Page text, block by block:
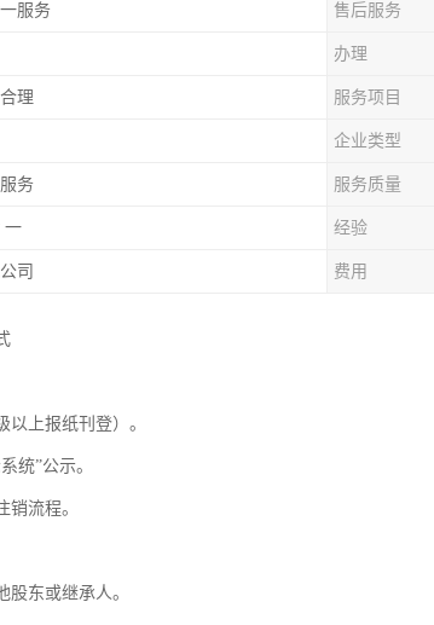
服务 售后服务
办理
理 服务项目
企业类型
务 服务质量
一 经验
司 费用
上报纸刊登）。
统”公示。
销流程。
股东或继承人。